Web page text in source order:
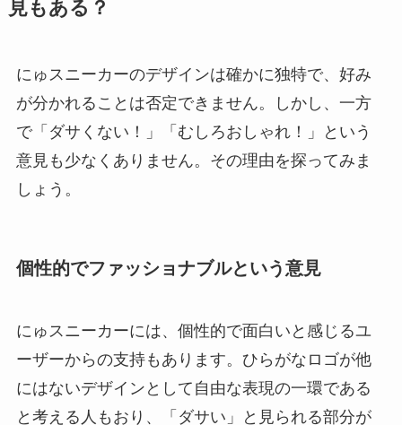
見もある？
にゅスニーカーのデザインは確かに独特で、好み
が分かれることは否定できません。しかし、一方
で「ダサくない！」「むしろおしゃれ！」という
意見も少なくありません。その理由を探ってみま
しょう。
個性的でファッショナブルという意見
にゅスニーカーには、個性的で面白いと感じるユ
ーザーからの支持もあります。ひらがなロゴが他
にはないデザインとして自由な表現の一環である
と考える人もおり、「ダサい」と見られる部分が